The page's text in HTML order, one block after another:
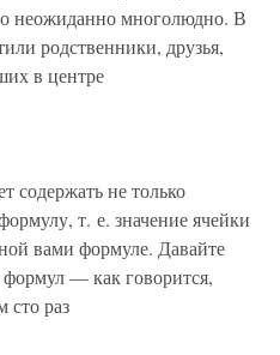
неожиданно многолюдно. В
родственники, друзья,
в центре
содержать не только
т. е. значение ячейки
вами формуле. Давайте
— как говорится,
сто раз